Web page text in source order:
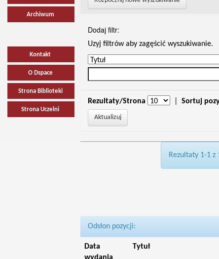
Archiwum
Kontakt
O Dspace
Strona Biblioteki
Strona Uczelni
Dodaj filtr:
Uzyj filtrów aby zagęścić wyszukiwanie.
Rezultaty/Strona Sortuj
Rezultaty 1-1 z
Odsłon pozycji:
Data
Tytuł